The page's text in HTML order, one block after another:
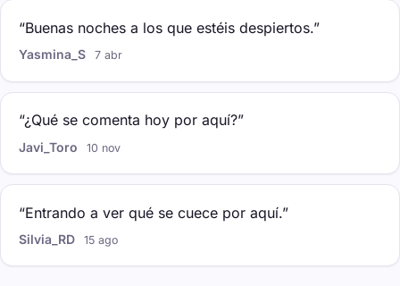
“Buenas noches a los que estéis despiertos.”
Yasmina_S 7 abr
“¿Qué se comenta hoy por aquí?”
Javi_Toro 10 nov
“Entrando a ver qué se cuece por aquí.”
Silvia_RD 15 ago